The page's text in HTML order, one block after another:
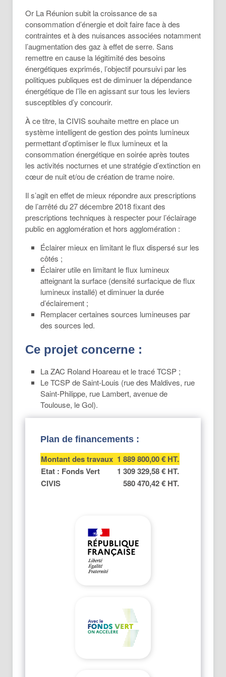
Or La Réunion subit la croissance de sa
consommation d’énergie et doit faire face à des
contraintes et à des nuisances associées notamment
l’augmentation des gaz à effet de serre. Sans
remettre en cause la légitimité des besoins
énergétiques exprimés, l’objectif poursuivi par les
politiques publiques est de diminuer la dépendance
énergétique de l’île en agissant sur tous les leviers
susceptibles d’y concourir.
À ce titre, la CIVIS souhaite mettre en place un
système intelligent de gestion des points lumineux
permettant d’optimiser le flux lumineux et la
consommation énergétique en soirée après toutes
les activités nocturnes et une stratégie d’extinction en
cœur de nuit et/ou de création de trame noire.
Il s’agit en effet de mieux répondre aux prescriptions
de l’arrêté du 27 décembre 2018 fixant des
prescriptions techniques à respecter pour l’éclairage
public en agglomération et hors agglomération :
Éclairer mieux en limitant le flux dispersé sur les
côtés ;
Éclairer utile en limitant le flux lumineux
atteignant la surface (densité surfacique de flux
lumineux installé) et diminuer la durée
d’éclairement ;
Remplacer certaines sources lumineuses par
des sources led.
Ce projet concerne :
La ZAC Roland Hoareau et le tracé TCSP ;
Le TCSP de Saint-Louis (rue des Maldives, rue
Saint-Philippe, rue Lambert, avenue de
Toulouse, le Gol).
Plan de financements :
Montant des travaux 1 889 800,00 € HT.
Etat : Fonds Vert
1 309 329,58 € HT.
CIVIS
580 470,42 € HT.